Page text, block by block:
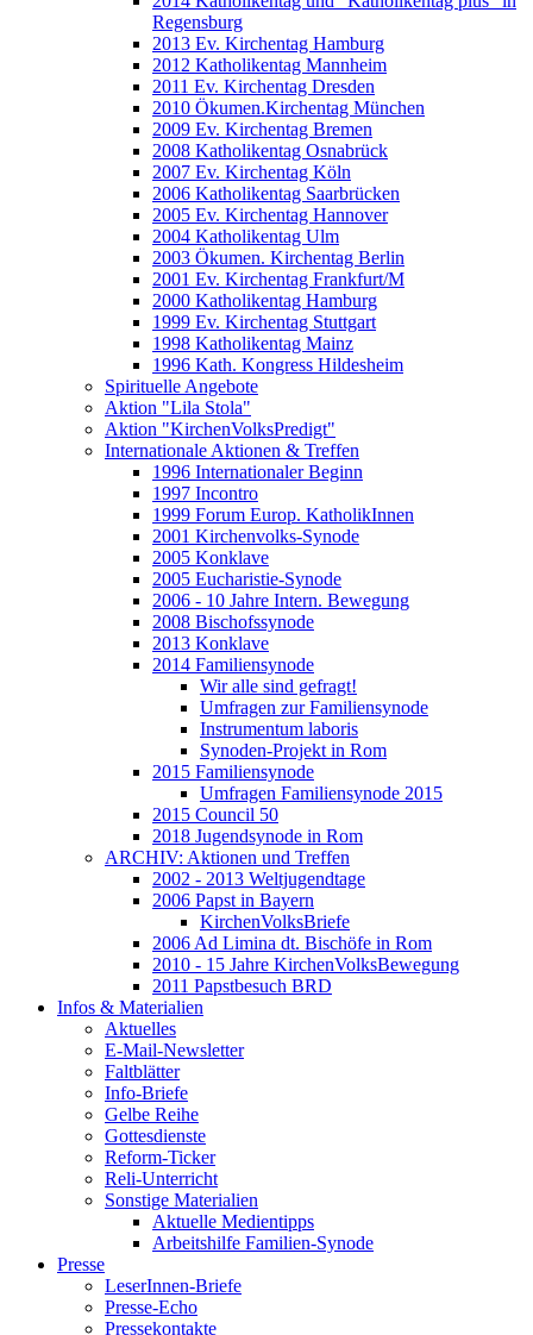
Regensburg
2013 Ev. Kirchentag Hamburg
2012 Katholikentag Mannheim
2011 Ev. Kirchentag Dresden
2010 Ökumen.Kirchentag München
2009 Ev. Kirchentag Bremen
2008 Katholikentag Osnabrück
2007 Ev. Kirchentag Köln
2006 Katholikentag Saarbrücken
2005 Ev. Kirchentag Hannover
2004 Katholikentag Ulm
2003 Ökumen. Kirchentag Berlin
2001 Ev. Kirchentag Frankfurt/M
2000 Katholikentag Hamburg
1999 Ev. Kirchentag Stuttgart
1998 Katholikentag Mainz
1996 Kath. Kongress Hildesheim
Spirituelle Angebote
Aktion "Lila Stola"
Aktion "KirchenVolksPredigt"
Internationale Aktionen & Treffen
1996 Internationaler Beginn
1997 Incontro
1999 Forum Europ. KatholikInnen
2001 Kirchenvolks-Synode
2005 Konklave
2005 Eucharistie-Synode
2006 - 10 Jahre Intern. Bewegung
2008 Bischofssynode
2013 Konklave
2014 Familiensynode
Wir alle sind gefragt!
Umfragen zur Familiensynode
Instrumentum laboris
Synoden-Projekt in Rom
2015 Familiensynode
Umfragen Familiensynode 2015
2015 Council 50
2018 Jugendsynode in Rom
ARCHIV: Aktionen und Treffen
2002 - 2013 Weltjugendtage
2006 Papst in Bayern
KirchenVolksBriefe
2006 Ad Limina dt. Bischöfe in Rom
2010 - 15 Jahre KirchenVolksBewegung
2011 Papstbesuch BRD
Infos & Materialien
Aktuelles
E-Mail-Newsletter
Faltblätter
Info-Briefe
Gelbe Reihe
Gottesdienste
Reform-Ticker
Reli-Unterricht
Sonstige Materialien
Aktuelle Medientipps
Arbeitshilfe Familien-Synode
Presse
LeserInnen-Briefe
Presse-Echo
Pressekontakte